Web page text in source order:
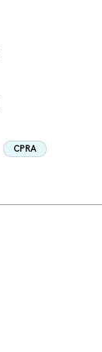
CPRA